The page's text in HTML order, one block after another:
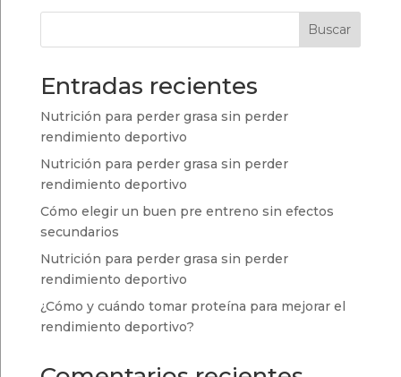
era:
es:
Buscar
Entradas recientes
Nutrición para perder grasa sin perder
rendimiento deportivo
Nutrición para perder grasa sin perder
rendimiento deportivo
Cómo elegir un buen pre entreno sin efectos
secundarios
Nutrición para perder grasa sin perder
rendimiento deportivo
¿Cómo y cuándo tomar proteína para mejorar el
rendimiento deportivo?